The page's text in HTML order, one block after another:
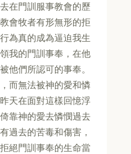
在門訓服事教會的歷
會牧者有形無形的拒
為真的成為逼迫我生
我的門訓事奉，在他
他們所認可的事奉。
而無法被神的愛和憐
天在面對這樣回憶浮
靠神的愛去憐憫過去
過去的苦毒和傷害，
絕門訓事奉的生命當